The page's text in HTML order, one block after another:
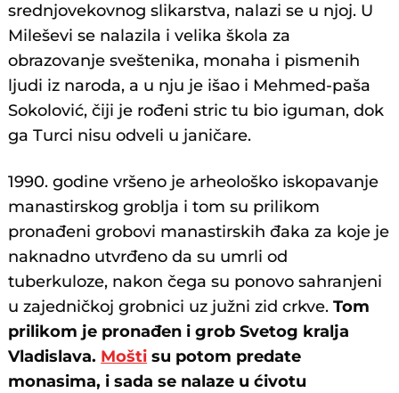
srednjovekovnog slikarstva, nalazi se u njoj. U
Mileševi se nalazila i velika škola za
obrazovanje sveštenika, monaha i pismenih
ljudi iz naroda, a u nju je išao i Mehmed-paša
Sokolović, čiji je rođeni stric tu bio iguman, dok
ga Turci nisu odveli u janičare.
1990. godine vršeno je arheološko iskopavanje
manastirskog groblja i tom su prilikom
pronađeni grobovi manastirskih đaka za koje je
naknadno utvrđeno da su umrli od
tuberkuloze, nakon čega su ponovo sahranjeni
u zajedničkoj grobnici uz južni zid crkve.Tom
prilikom je pronađen i grob Svetog kralja
Vladislava. Mošti su potom predate
monasima, i sada se nalaze u ćivotu